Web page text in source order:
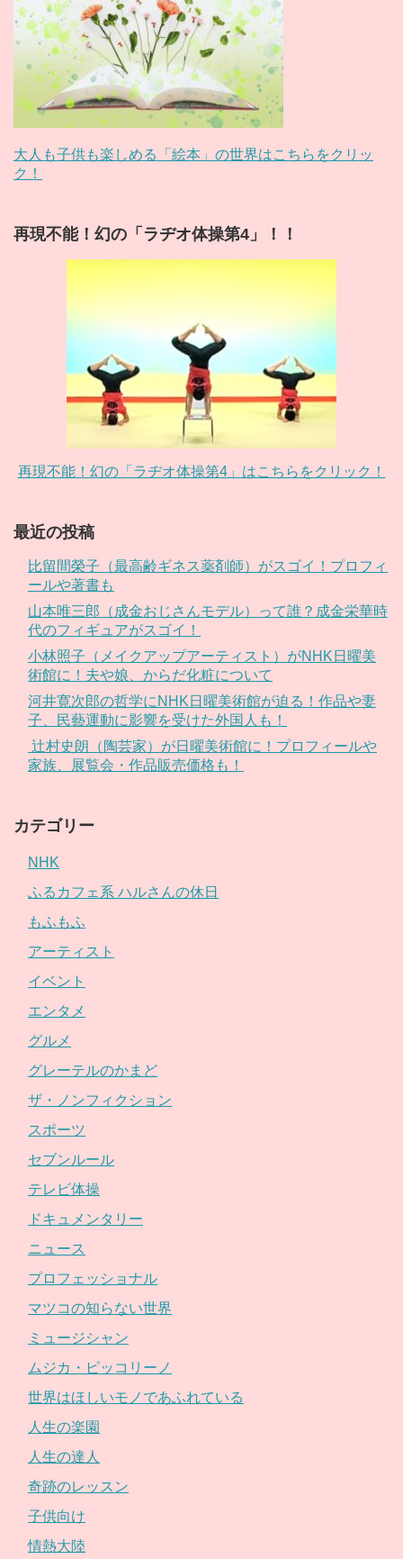
大人も子供も楽しめる「絵本」の世界はこちらをクリッ
ク！
再現不能！幻の「ラヂオ体操第4」！！
再現不能！幻の「ラヂオ体操第4」はこちらをクリック！
最近の投稿
比留間榮子（最高齢ギネス薬剤師）がスゴイ！プロフィ
ールや著書も
山本唯三郎（成金おじさんモデル）って誰？成金栄華時
代のフィギュアがスゴイ！
小林照子（メイクアップアーティスト）がNHK日曜美
術館に！夫や娘、からだ化粧について
河井寛次郎の哲学にNHK日曜美術館が迫る！作品や妻
子、民藝運動に影響を受けた外国人も！
辻村史朗（陶芸家）が日曜美術館に！プロフィールや
家族、展覧会・作品販売価格も！
カテゴリー
NHK
ふるカフェ系 ハルさんの休日
もふもふ
アーティスト
イベント
エンタメ
グルメ
グレーテルのかまど
ザ・ノンフィクション
スポーツ
セブンルール
テレビ体操
ドキュメンタリー
ニュース
プロフェッショナル
マツコの知らない世界
ミュージシャン
ムジカ・ピッコリーノ
世界はほしいモノであふれている
人生の楽園
人生の達人
奇跡のレッスン
子供向け
情熱大陸